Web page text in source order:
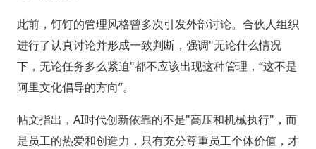
此前，钉钉的管理风格曾多次引发外部讨论。合伙人组织
进行了认真讨论并形成一致判断，强调"无论什么情况
下，无论任务多么紧迫"都不应该出现这种管理，“这不是
阿里文化倡导的方向”。
帖文指出，AI时代创新依靠的不是"高压和机械执行"，而
是员工的热爱和创造力，只有充分尊重员工个体价值，才